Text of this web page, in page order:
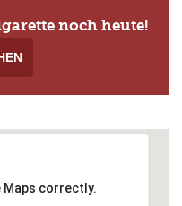
noch heute!
Maps correctly.